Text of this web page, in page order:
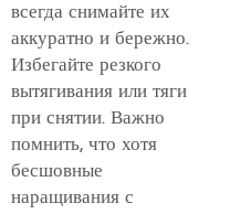
всегда снимайте их
аккуратно и бережно.
Избегайте резкого
вытягивания или тяги
при снятии. Важно
помнить, что хотя
бесшовные
наращивания с